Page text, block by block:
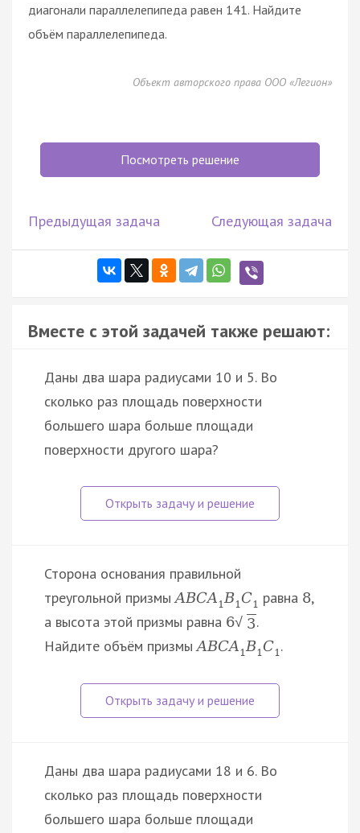
диагонали параллелепипеда равен 141. Найдите
объём параллелепипеда.
Объект авторского права ООО «Легион»
Посмотреть решение
Предыдущая задача Следующая задача
Вместе с этой задачей также решают:
Даны два шара радиусами 10 и 5. Во
сколько раз площадь поверхности
большего шара больше площади
поверхности другого шара?
Сторона основания правильной
треугольной призмыABCA 1B1C1 равна 8,
а высота этой призмы равна 6√ 3.
Найдите объём призмыABCA1B1C1.
Даны два шара радиусами 18 и 6. Во
сколько раз площадь поверхности
большего шара больше площади